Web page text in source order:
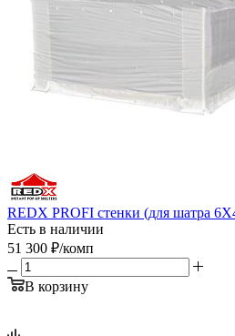
REDX PROFI стенки (для шатра
Есть в наличии
51 300 ₽/комп
В корзину